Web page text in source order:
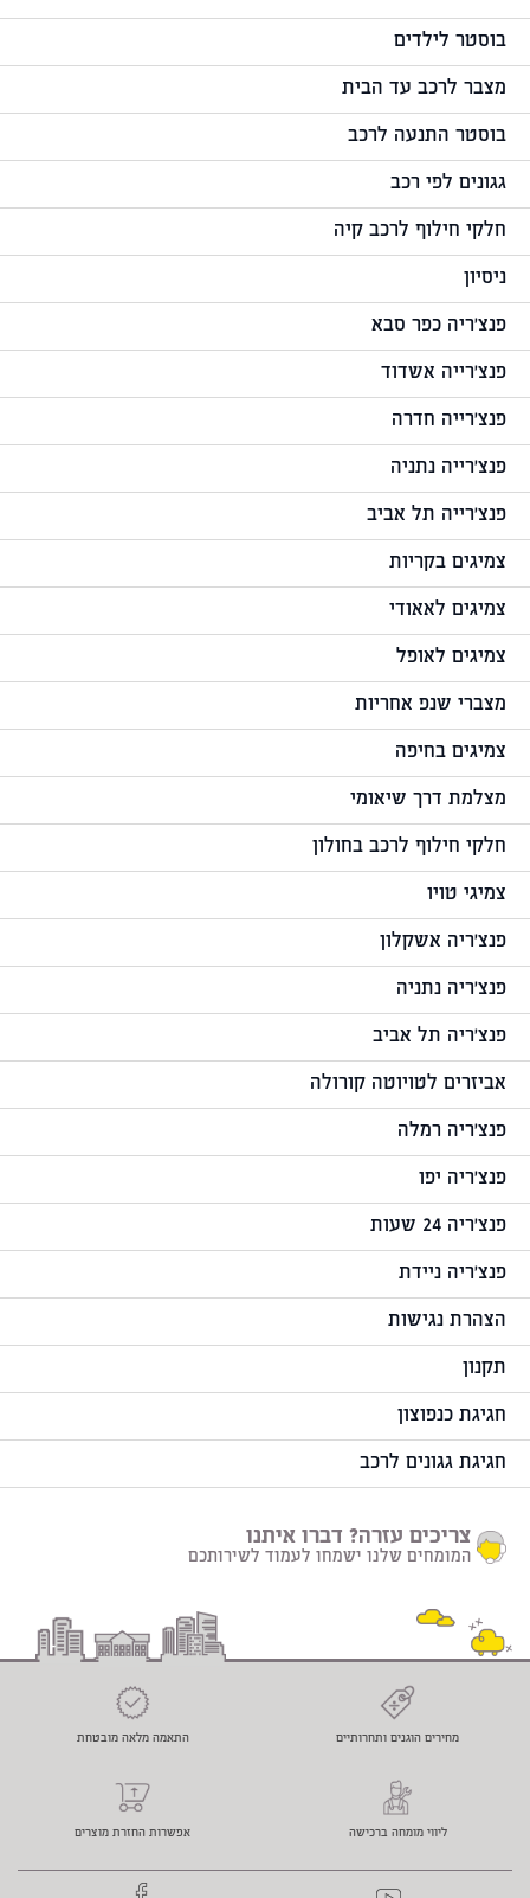
בוסטר לילדים
מצבר לרכב עד הבית
בוסטר התנעה לרכב
גגונים לפי רכב
חלקי חילוף לרכב קיה
ניסיון
פנצ'ריה כפר סבא
פנצ'רייה אשדוד
פנצ'רייה חדרה
פנצ'רייה נתניה
פנצ'רייה תל אביב
צמיגים בקריות
צמיגים לאאודי
צמיגים לאופל
מצברי שנפ אחריות
צמיגים בחיפה
מצלמת דרך שיאומי
חלקי חילוף לרכב בחולון
צמיגי טויו
פנצ'ריה אשקלון
פנצ'ריה נתניה
פנצ'ריה תל אביב
אביזרים לטויוטה קורולה
פנצ'ריה רמלה
פנצ'ריה יפו
פנצ'ריה 24 שעות
פנצ'ריה ניידת
הצהרת נגישות
תקנון
חגיגת כנפוצון
חגיגת גגונים לרכב
צריכים עזרה? דברו איתנו
המומחים שלנו ישמחו לעמוד לשירותכם
מחירים הוגנים ותחרותיים התאמה מלאה מובטחת
ליווי מומחה ברכישה אפשרות החזרת מוצרים